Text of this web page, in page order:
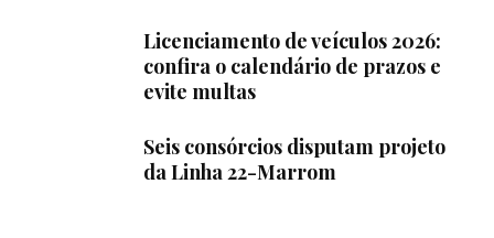
Licenciamento de veículos 2026:
confira o calendário de prazos e
evite multas
Seis consórcios disputam projeto
da Linha 22-Marrom